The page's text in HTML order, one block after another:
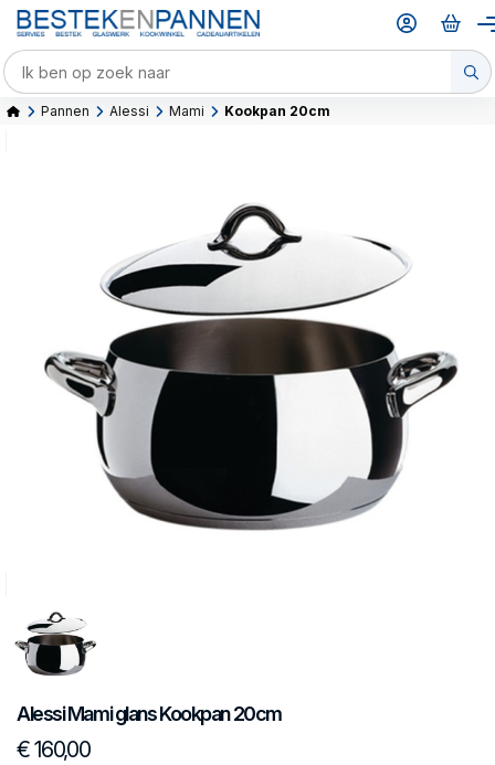
Pannen Alessi Mami Kookpan 20cm
AlessiMami glansKookpan 20cm
€ 160,00